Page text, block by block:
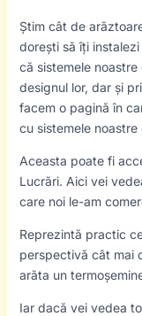
Știm cât de
dorești să îți
că sistemele
designul lor, dar și
facem o pagină în
cu sistemele noastre
Aceasta poate fi
Lucrări. Aici vei
care noi le-am
Reprezintă practic
perspectivă cât mai
arăta un
Iar dacă vei vedea